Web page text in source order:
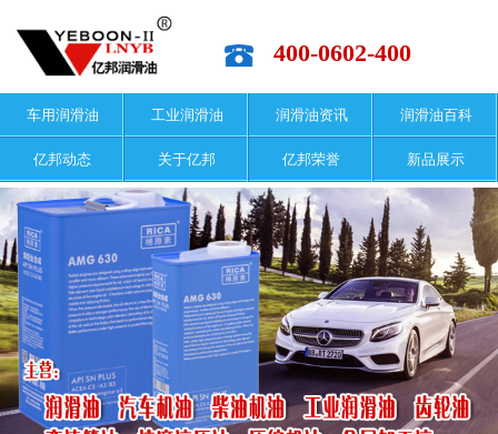
400-0602-400
车用润滑油 工业润滑油 润滑油资讯 润滑油百科
亿邦动态 关于亿邦 亿邦荣誉 新品展示